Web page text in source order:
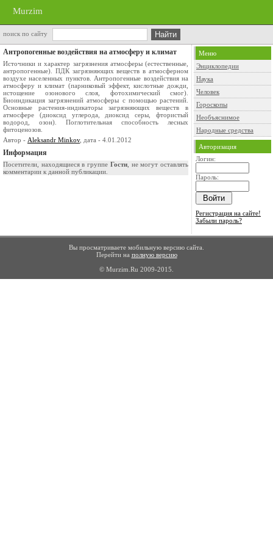
Murzim
поиск по сайту
Антропогенные воздействия на атмосферу и климат
Источники и характер загрязнения атмосферы (естественные,
антропогенные). ПДК загрязняющих веществ в атмосферном
воздухе населенных пунктов. Антропогенные воздействия на
атмосферу и климат (парниковый эффект, кислотные дожди,
истощение озонового слоя, фотохимический смог).
Биоиндикация загрязнений атмосферы с помощью растений.
Основные растения-индикаторы загрязняющих веществ в
атмосфере (диоксид углерода, диоксид серы, фтористый
водород, озон). Поглотительная способность лесных
фитоценозов.
Автор - Aleksandr Minkov, дата - 4.01.2012
Информация
Посетители, находящиеся в группе Гости, не могут оставлять
комментарии к данной публикации.
Меню
Энциклопедии
Наука
Человек
Гороскопы
Необъяснимое
Народные средства
Авторизация
Логин:
Пароль:
Регистрация на сайте!
Забыли пароль?
Вы просматриваете мобильную версию сайта.
Перейти на полную версию
© Murzim.Ru 2009-2015.